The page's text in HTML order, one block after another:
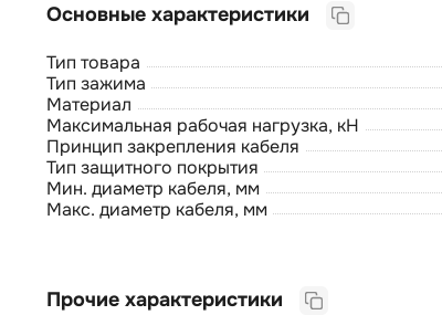
Тип товара
Тип зажима
Материал
Максимальная рабочая нагрузка, кН
Принцип закрепления кабеля
Тип защитного покрытия
Мин. диаметр кабеля, мм
Макс. диаметр кабеля, мм